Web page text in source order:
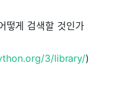
게 검색할 것인가
3/library/)